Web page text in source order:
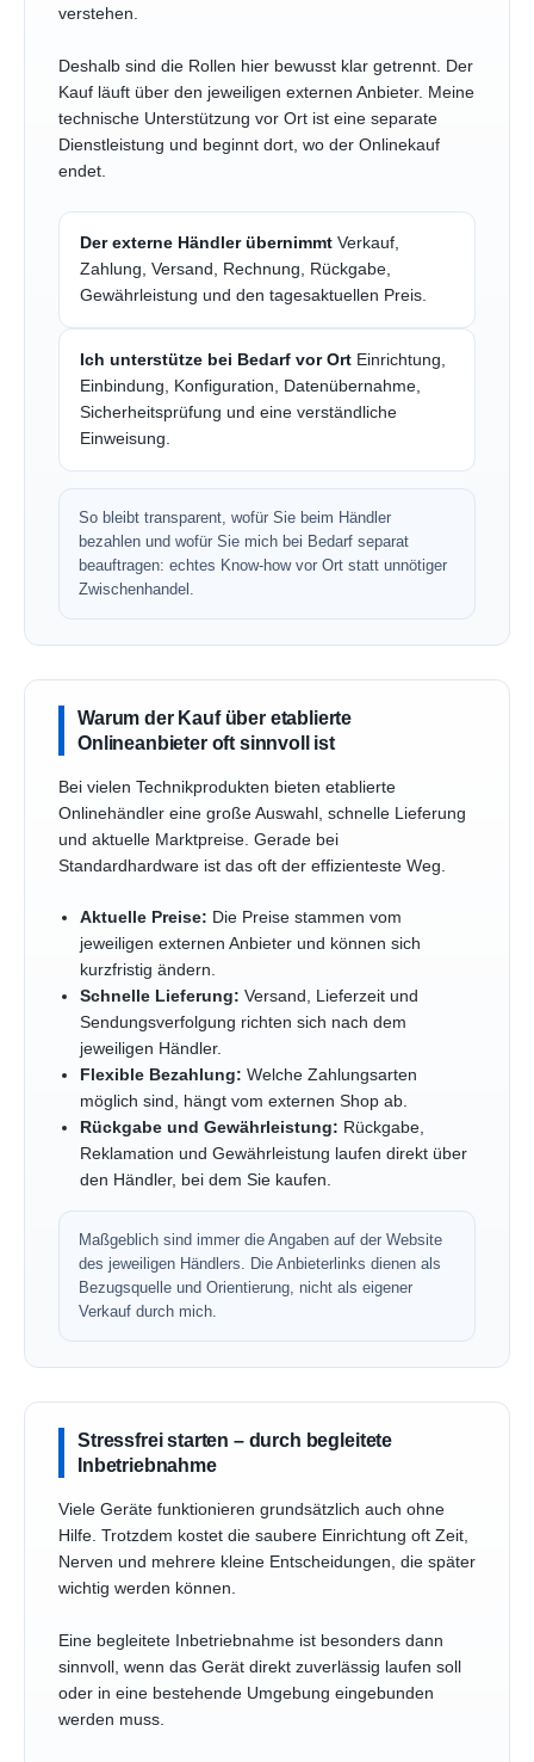
verstehen.
Deshalb sind die Rollen hier bewusst klar getrennt. Der
Kauf läuft über den jeweiligen externen Anbieter. Meine
technische Unterstützung vor Ort ist eine separate
Dienstleistung und beginnt dort, wo der Onlinekauf
endet.
Der externe Händler übernimmt Verkauf,
Zahlung, Versand, Rechnung, Rückgabe,
Gewährleistung und den tagesaktuellen Preis.
Ich unterstütze bei Bedarf vor Ort Einrichtung,
Einbindung, Konfiguration, Datenübernahme,
Sicherheitsprüfung und eine verständliche
Einweisung.
So bleibt transparent, wofür Sie beim Händler
bezahlen und wofür Sie mich bei Bedarf separat
beauftragen: echtes Know-how vor Ort statt unnötiger
Zwischenhandel.
Warum der Kauf über etablierte
Onlineanbieter oft sinnvoll ist
Bei vielen Technikprodukten bieten etablierte
Onlinehändler eine große Auswahl, schnelle Lieferung
und aktuelle Marktpreise. Gerade bei
Standardhardware ist das oft der effizienteste Weg.
Aktuelle Preise: Die Preise stammen vom
jeweiligen externen Anbieter und können sich
kurzfristig ändern.
Schnelle Lieferung: Versand, Lieferzeit und
Sendungsverfolgung richten sich nach dem
jeweiligen Händler.
Flexible Bezahlung: Welche Zahlungsarten
möglich sind, hängt vom externen Shop ab.
Rückgabe und Gewährleistung: Rückgabe,
Reklamation und Gewährleistung laufen direkt über
den Händler, bei dem Sie kaufen.
Maßgeblich sind immer die Angaben auf der Website
des jeweiligen Händlers. Die Anbieterlinks dienen als
Bezugsquelle und Orientierung, nicht als eigener
Verkauf durch mich.
Stressfrei starten – durch begleitete
Inbetriebnahme
Viele Geräte funktionieren grundsätzlich auch ohne
Hilfe. Trotzdem kostet die saubere Einrichtung oft Zeit,
Nerven und mehrere kleine Entscheidungen, die später
wichtig werden können.
Eine begleitete Inbetriebnahme ist besonders dann
sinnvoll, wenn das Gerät direkt zuverlässig laufen soll
oder in eine bestehende Umgebung eingebunden
werden muss.